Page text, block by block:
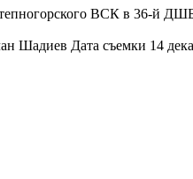
ВСК в 36-й
Шадиев Дата съемки 14